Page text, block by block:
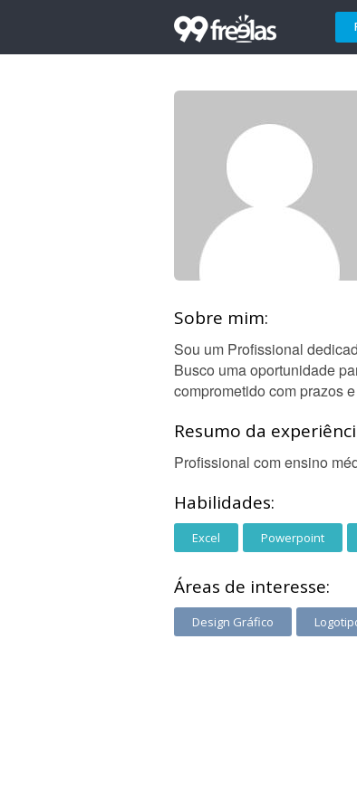
Sobre mim:
Sou um Profissional
Busco uma oportunidade
comprometido com prazos
Resumo da
Profissional com ensino
Habilidades:
Excel Powerpoint
Áreas de interesse:
Design Gráfico